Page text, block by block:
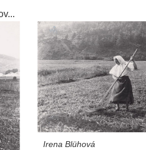
Irena Blühová